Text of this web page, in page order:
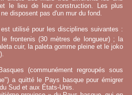
le lieu de leur construction. Les plus
disposent pas d'un mur du fond.
utilisé pour les disciplines suivantes :
frontenis (30 mètres de longueur) ; la
cuir, la paleta gomme pleine et le joko
(communément regroupés sous
a quitté le Pays basque pour émigrer
Sud et aux États-Unis.